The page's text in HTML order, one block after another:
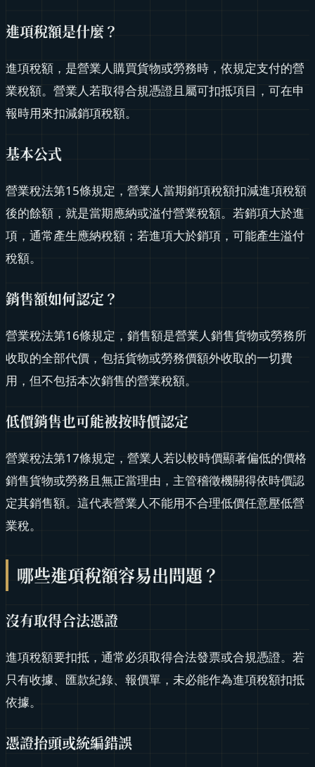
進項稅額是什麼？
進項稅額，是營業人購買貨物或勞務時，依規定支付的營
業稅額。營業人若取得合規憑證且屬可扣抵項目，可在申
報時用來扣減銷項稅額。
基本公式
營業稅法第15條規定，營業人當期銷項稅額扣減進項稅額
後的餘額，就是當期應納或溢付營業稅額。若銷項大於進
項，通常產生應納稅額；若進項大於銷項，可能產生溢付
稅額。
銷售額如何認定？
營業稅法第16條規定，銷售額是營業人銷售貨物或勞務所
收取的全部代價，包括貨物或勞務價額外收取的一切費
用，但不包括本次銷售的營業稅額。
低價銷售也可能被按時價認定
營業稅法第17條規定，營業人若以較時價顯著偏低的價格
銷售貨物或勞務且無正當理由，主管稽徵機關得依時價認
定其銷售額。這代表營業人不能用不合理低價任意壓低營
業稅。
哪些進項稅額容易出問題？
沒有取得合法憑證
進項稅額要扣抵，通常必須取得合法發票或合規憑證。若
只有收據、匯款紀錄、報價單，未必能作為進項稅額扣抵
依據。
憑證抬頭或統編錯誤